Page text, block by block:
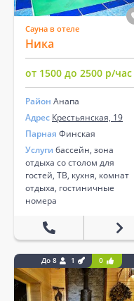
Сауна в отеле
Ника
от 1500 до 2500 р/час
Район Анапа
Адрес Крестьянская, 19
Парная Финская
Услуги бассейн, зона
отдыха со столом для
гостей, ТВ, кухня, комнат
отдыха, гостиничные
номера
До 8 1 0